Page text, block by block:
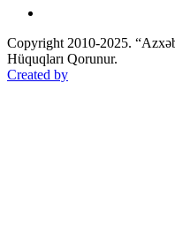
Copyright 2010-2025.
Hüquqları Qorunur.
Created by